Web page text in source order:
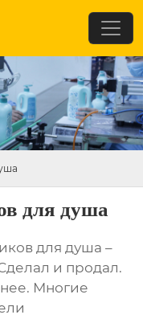
для душа
для душа –
и продал.
Многие